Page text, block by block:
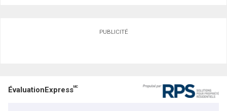
PUBLICITÉ
ÉvaluationExpressMC